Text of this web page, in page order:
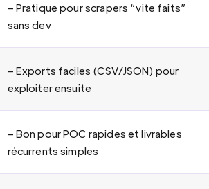
– Pratique pour scrapers “vite faits”
sans dev
– Exports faciles (CSV/JSON) pour
exploiter ensuite
– Bon pour POC rapides et livrables
récurrents simples